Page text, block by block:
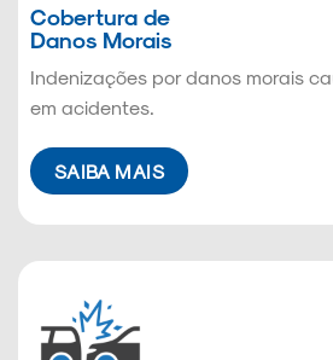
Cobertura de
Danos Morais
Indenizações por danos morais
em acidentes.
SAIBA MAIS